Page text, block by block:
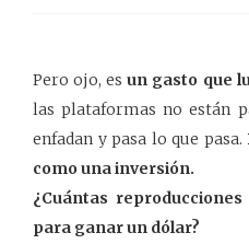
Pero ojo, esun gasto que
las plataformas no están
enfadan y pasa lo que pasa.
como una inversión.
¿Cuántas
para ganar un dólar?